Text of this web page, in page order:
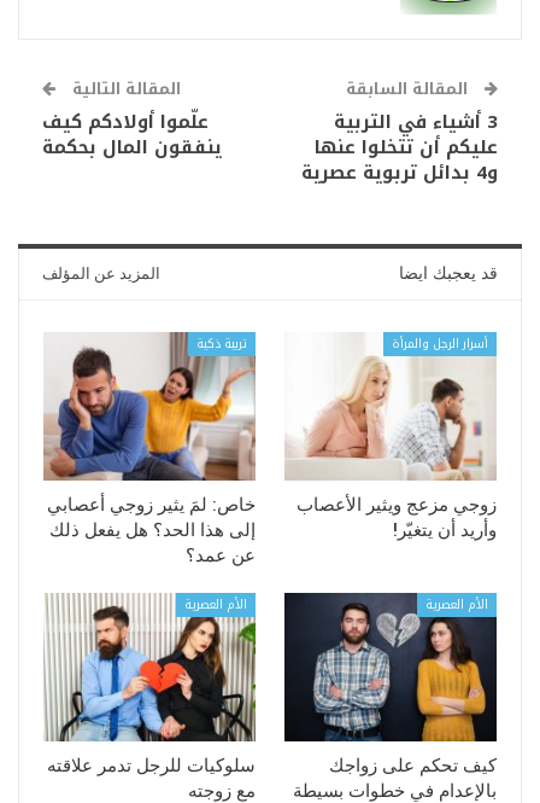
المقالة السابقة
3 أشياء في التربية
عليكم أن تتخلوا عنها
و4 بدائل تربوية عصرية
المقالة التالية
علّموا أولادكم كيف
ينفقون المال بحكمة
قد يعجبك ايضا المزيد عن المؤلف
أسرار الرجل والمرأة
زوجي مزعج ويثير الأعصاب
وأريد أن يتغيّر!
تربية ذكية
خاص: لمَ يثير زوجي أعصابي
إلى هذا الحد؟ هل يفعل ذلك
عن عمد؟
الأم العصرية
كيف تحكم على زواجك
بالإعدام في خطوات بسيطة
الأم العصرية
سلوكيات للرجل تدمر علاقته
مع زوجته